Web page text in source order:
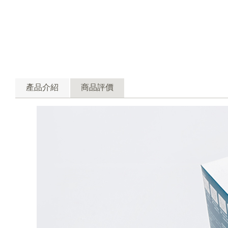
產品介紹 商品評價